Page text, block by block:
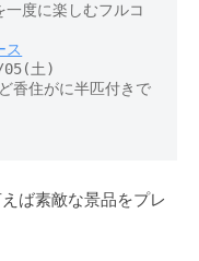
一度に楽しむフルコ
ス
05(土)
香住がに半匹付きで
ば素敵な景品をプレ